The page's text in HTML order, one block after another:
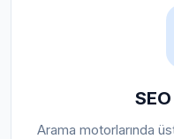
Arama motorlarında